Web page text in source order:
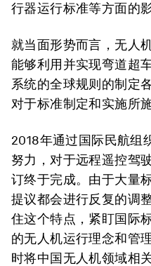
行器运行标准等方面的
就当面形势而言，无人
能够利用并实现弯道超
系统的全球规则的制定
对于标准制定和实施所
2018年通过国际民航组
努力，对于远程遥控驾
订终于完成。由于大量
提议都会进行反复的调
住这个特点，紧盯国际
的无人机运行理念和管
时将中国无人机领域相